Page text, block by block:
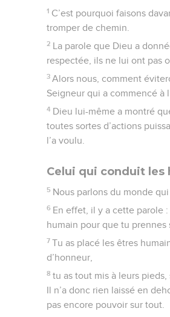
1 C’est pourquoi faisons
tromper de chemin.
2 La parole que Dieu a
respectée, ils ne lui ont pas
3 Alors nous, comment
Seigneur qui a commencé à
4 Dieu lui-même a montré
toutes sortes d’actions
l’a voulu.
Celui qui conduit les
5 Nous parlons du monde
6 En effet, il y a cette parole :
humain pour que tu prennes
7 Tu as placé les êtres
d’honneur,
8 tu as tout mis à leurs
Il n’a donc rien laissé en
pas encore pouvoir sur tout.